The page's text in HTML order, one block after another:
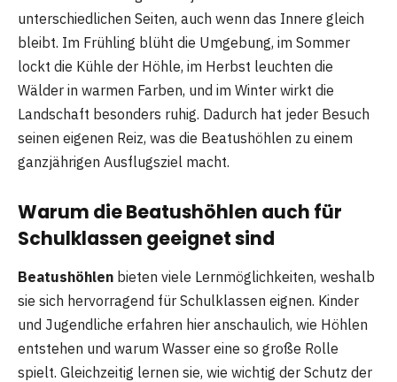
unterschiedlichen Seiten, auch wenn das Innere gleich
bleibt. Im Frühling blüht die Umgebung, im Sommer
lockt die Kühle der Höhle, im Herbst leuchten die
Wälder in warmen Farben, und im Winter wirkt die
Landschaft besonders ruhig. Dadurch hat jeder Besuch
seinen eigenen Reiz, was die Beatushöhlen zu einem
ganzjährigen Ausflugsziel macht.
Warum die Beatushöhlen auch für
Schulklassen geeignet sind
Beatushöhlen bieten viele Lernmöglichkeiten, weshalb
sie sich hervorragend für Schulklassen eignen. Kinder
und Jugendliche erfahren hier anschaulich, wie Höhlen
entstehen und warum Wasser eine so große Rolle
spielt. Gleichzeitig lernen sie, wie wichtig der Schutz der